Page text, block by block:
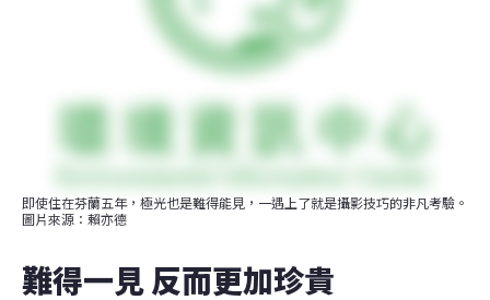
即使住在芬蘭五年，極光也是難得能見，一遇上了就是攝影技巧的非凡考驗。
圖片來源：賴亦德
難得一見 反而更加珍貴